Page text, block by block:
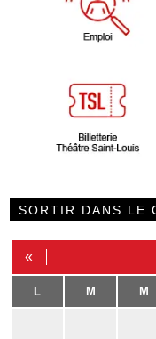
SORTIR DANS LE
«
L M M